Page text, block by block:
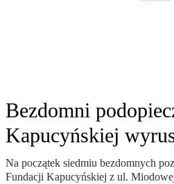
Bezdomni
Kapucyńskiej
Na początek siedmiu bezdomnych
Fundacji Kapucyńskiej z ul.